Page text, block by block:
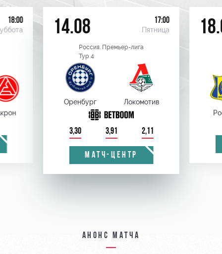
18:00 14.08 17:00
Пятница
Россия. Премьер-лига
Тур 4
Оренбург Локомотив
3,30 3,91 2,11
МАТЧ-ЦЕНТР
Анонс матча